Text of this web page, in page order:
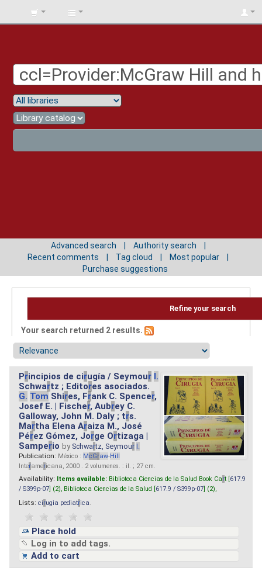
BIBLIOTECA
Advanced search
Authority search
Recent comments
Tag cloud
Most popular
Purchase suggestions
Refine your search
Your search returned 2 results.
Principios de cirugía / Seymour I.
Schwartz ; Editores asociados.
G. Tom Shires, Frank C. Spencer,
Josef E. | Fischer, Aubrey C.
Galloway, John M. Daly ; trs.
Martha Elena Araiza M., José
Pérez Gómez, Jorge Ortizaga |
Samperio by Schwartz, Seymour I.
Publication: México : McGraw-Hill
Interamericana, 2000 . 2 volumenes. : il. ; 27 cm.
Availability: Items available: Biblioteca Ciencias de la Salud Book Cart [ 617.9
/ S399p-07 ] (2), Biblioteca Ciencias de la Salud [ 617.9 / S399p-07 ] (2),
Lists: cirugia pediatrica
Place hold
Log in to add tags.
Add to cart